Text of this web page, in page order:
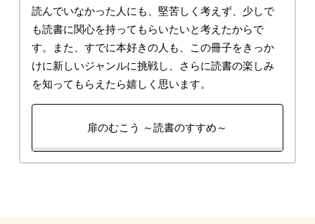
読んでいなかった人にも、堅苦しく考えず、少しで
も読書に関心を持ってもらいたいと考えたからで
す。また、すでに本好きの人も、この冊子をきっか
けに新しいジャンルに挑戦し、さらに読書の楽しみ
を知ってもらえたら嬉しく思います。
扉のむこう ～読書のすすめ～